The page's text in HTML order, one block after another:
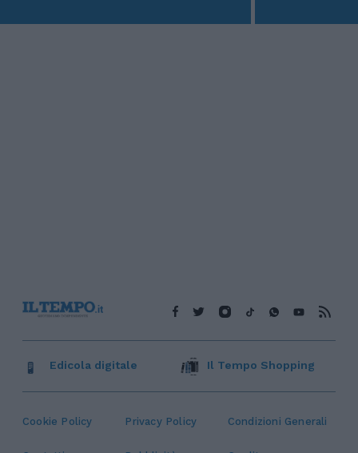
Cookie Policy Privacy Policy Condizioni Generali
Edicola digitale Il Tempo Shopping